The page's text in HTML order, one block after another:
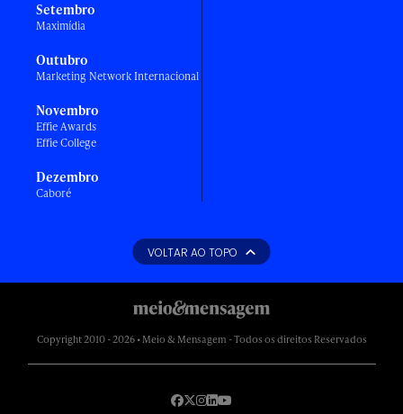
Setembro
Maximídia
Outubro
Marketing Network Internacional
Novembro
Effie Awards
Effie College
Dezembro
Caboré
VOLTAR AO TOPO
Copyright 2010 - 2026 • Meio & Mensagem - Todos os direitos Reservados